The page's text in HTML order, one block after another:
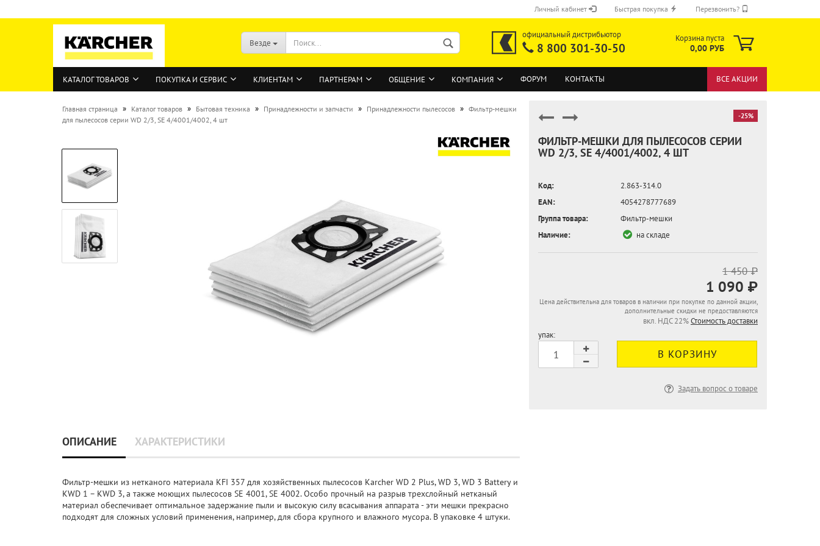
Личный кабинет
ВОЙТИ
Быстрая покупка Перезвонить?
ОТПРАВИТЬ
Везде
официальный дистрибьютор
8 800 301-30-50
Корзина пуста
0,00 РУБ
КАТАЛОГ ТОВАРОВ ПОКУПКА И СЕРВИС КЛИЕНТАМ ПАРТНЕРАМ ОБЩЕНИЕ КОМПАНИЯ ФОРУМ КОНТАКТЫ ВСЕ АКЦИИ
Главная страница » Каталог товаров » Бытовая техника » Принадлежности и запчасти » Принадлежности пылесосов » Фильтр-мешки
для пылесосов серии WD 2/3, SE 4/4001/4002, 4 шт
-25%
ФИЛЬТР-МЕШКИ ДЛЯ ПЫЛЕСОСОВ СЕРИИ
WD 2/3, SE 4/4001/4002, 4 ШТ
Код:
2.863-314.0
EAN:
4054278777689
Группа товара:
Фильтр-мешки
Наличие:
на складе
1 450 ₽
1 090 ₽
Цена действительна для товаров в наличии при покупке по данной акции,
дополнительные скидки не предоставляются
вкл. НДС 22%Стоимость доставки
упак:
Задать вопрос о товаре
ОПИСАНИЕ ХАРАКТЕРИСТИКИ
Фильтр-мешки из нетканого материала KFI 357 для хозяйственных пылесосов Karcher WD 2 Plus, WD 3, WD 3 Battery и
KWD 1 – KWD 3, а также моющих пылесосов SE 4001, SE 4002. Особо прочный на разрыв трехслойный нетканый
материал обеспечивает оптимальное задержание пыли и высокую силу всасывания аппарата - эти мешки прекрасно
подходят для сложных условий применения, например, для сбора крупного и влажного мусора. В упаковке 4 штуки.